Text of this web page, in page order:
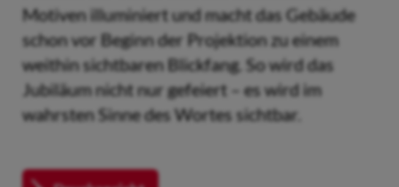
Motiven illuminiert und macht das Gebäude
schon vor Beginn der Projektion zu einem
weithin sichtbaren Blickfang. So wird das
Jubiläum nicht nur gefeiert – es wird im
wahrsten Sinne des Wortes sichtbar.